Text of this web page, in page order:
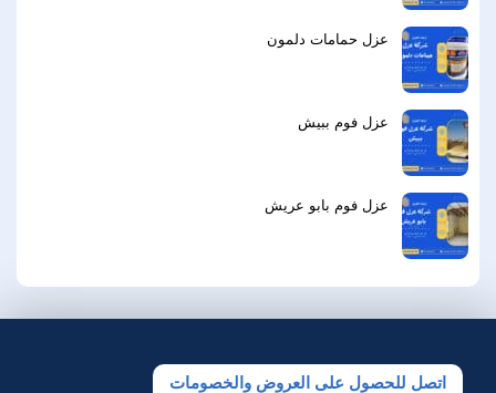
عزل حمامات دلمون
عزل فوم ببيش
عزل فوم بابو عريش
اتصل للحصول على العروض والخصومات